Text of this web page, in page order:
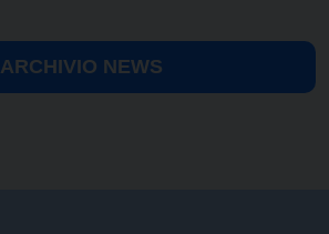
ARCHIVIO NEWS